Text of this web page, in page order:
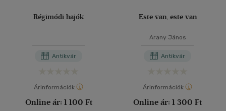
6 -10 év(1)
Felnőtt(12)
Nyelv szerint
Magyar (631)
Régimódi hajók
Antikvár
Árinformációk
Online ár: 1 100 Ft
Este van, este van
Arany János
Antikvár
Árinformációk
Online ár: 1 300 Ft